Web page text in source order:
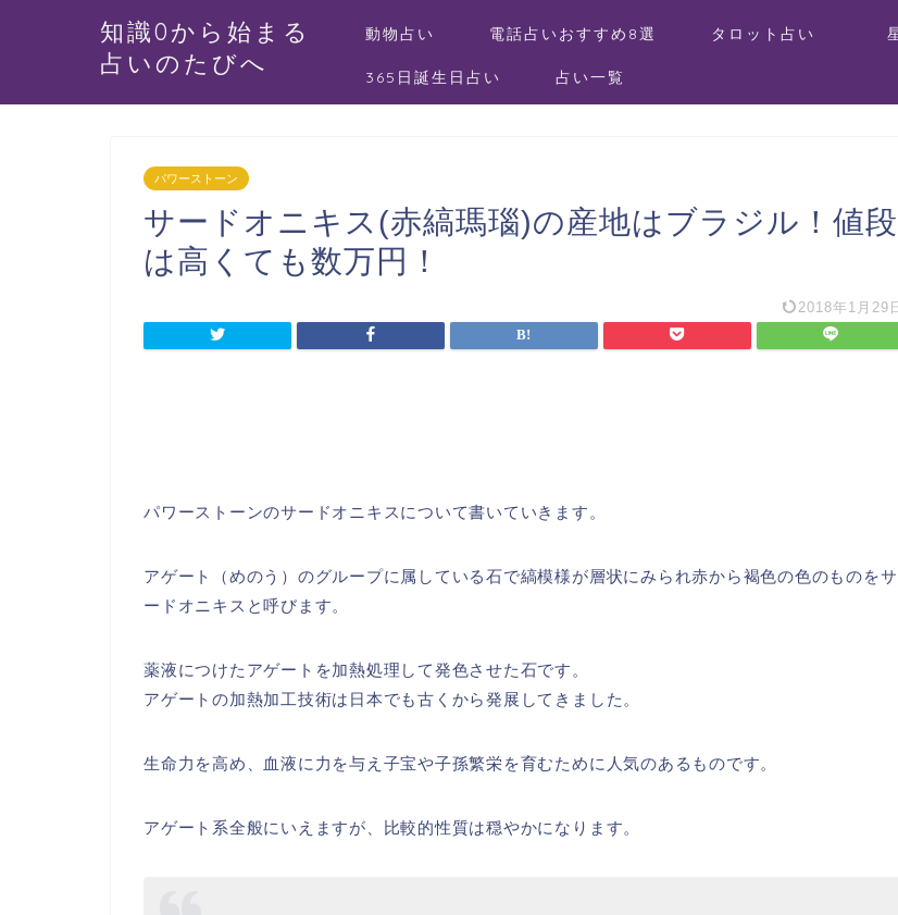
知識0から始まる
占いのたびへ
動物占い 電話占いおすすめ8選 タロット占い
365日誕生日占い 占い一覧
パワーストーン
サードオニキス(赤縞瑪瑙)の産地はブラジル！値段
は高くても数万円！
2018年1月29
パワーストーンのサードオニキスについて書いていきます。
アゲート（めのう）のグループに属している石で縞模様が層状にみられ赤から褐色の色のものをサ
ードオニキスと呼びます。
薬液につけたアゲートを加熱処理して発色させた石です。
アゲートの加熱加工技術は日本でも古くから発展してきました。
生命力を高め、血液に力を与え子宝や子孫繁栄を育むために人気のあるものです。
アゲート系全般にいえますが、比較的性質は穏やかになります。